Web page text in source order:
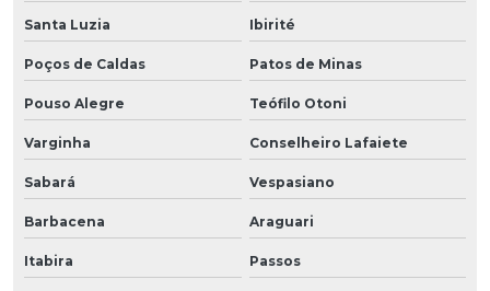
Santa Luzia Ibirité
Poços de Caldas Patos de Minas
Pouso Alegre Teófilo Otoni
Varginha Conselheiro Lafaiete
Sabará Vespasiano
Barbacena Araguari
Itabira Passos